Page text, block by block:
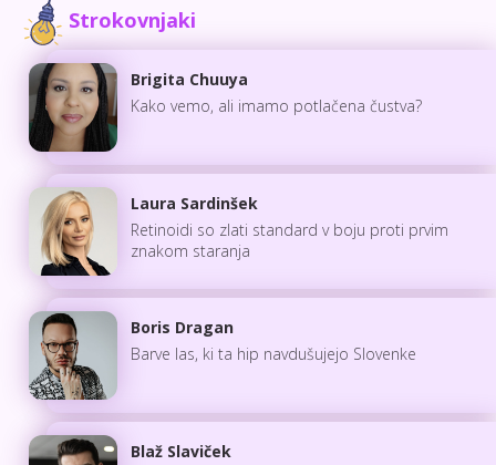
Strokovnjaki
Brigita Chuuya
Kako vemo, ali imamo potlačena čustva?
Laura Sardinšek
Retinoidi so zlati standard v boju proti prvim
znakom staranja
Boris Dragan
Barve las, ki ta hip navdušujejo Slovenke
Blaž Slaviček